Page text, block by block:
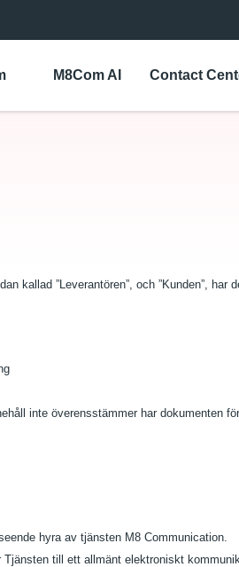
M8Com AI Contact
kallad ”Leverantören”, och ”Kunden”, har
inte överensstämmer har dokumenten
hyra av tjänsten M8 Communication.
till ett allmänt elektroniskt